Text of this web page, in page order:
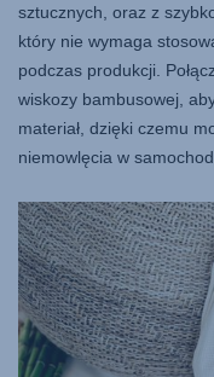
sztucznych, oraz z
który nie wymaga
podczas produkcji.
wiskozy bambusowej,
materiał, dzięki czemu
niemowlęcia w